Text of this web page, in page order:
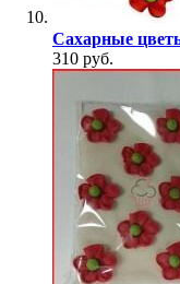
Сахарные
310 руб.